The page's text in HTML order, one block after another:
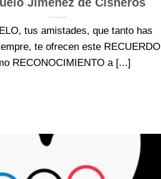
tus amistades, que tanto has
te ofrecen este RECUERDO
RECONOCIMIENTO a [...]